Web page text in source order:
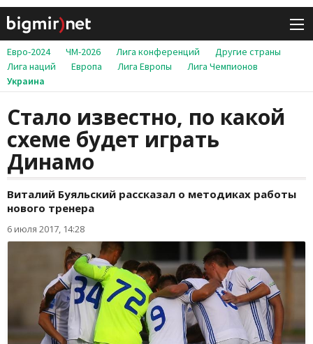
Евро-2024 ЧМ-2026 Лига конференций
Другие страны
Лига наций
Европа Лига Европы
Лига Чемпионов
Украина
Стало известно, по какой
схеме будет играть
Динамо
Виталий Буяльский рассказал о методиках работы
нового тренера
6 июля 2017, 14:28